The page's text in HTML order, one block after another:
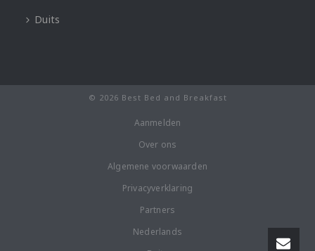
Duits
© 2026 Best Bed and Breakfast
Aanmelden
Over ons
Algemene voorwaarden
Privacyverklaring
Partners
Nederlands